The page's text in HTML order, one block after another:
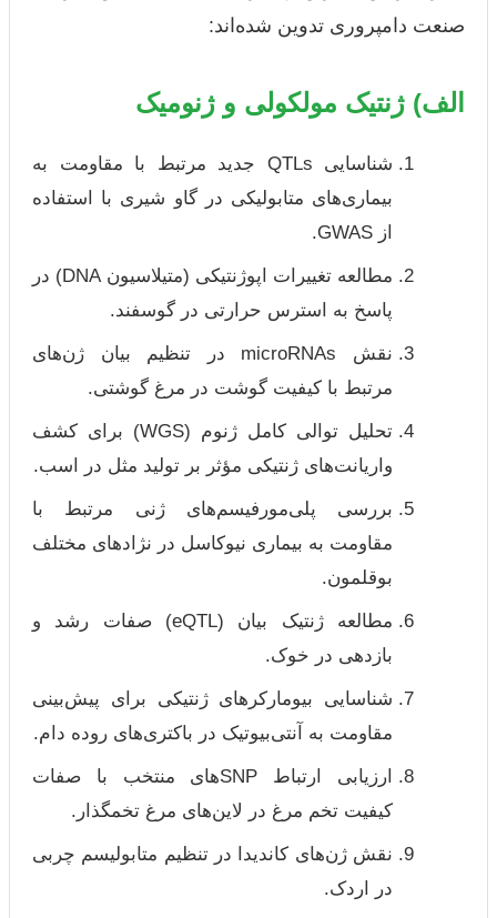
صنعت دامپروری تدوین شده‌اند:
الف) ژنتیک مولکولی و ژنومیک
شناسایی QTLs جدید مرتبط با مقاومت به
بیماری‌های متابولیکی در گاو شیری با استفاده
از GWAS.
مطالعه تغییرات اپوژنتیکی (متیلاسیون DNA) در
پاسخ به استرس حرارتی در گوسفند.
نقش microRNAs در تنظیم بیان ژن‌های
مرتبط با کیفیت گوشت در مرغ گوشتی.
تحلیل توالی کامل ژنوم (WGS) برای کشف
واریانت‌های ژنتیکی مؤثر بر تولید مثل در اسب.
بررسی پلی‌مورفیسم‌های ژنی مرتبط با
مقاومت به بیماری نیوکاسل در نژادهای مختلف
بوقلمون.
مطالعه ژنتیک بیان (eQTL) صفات رشد و
بازدهی در خوک.
شناسایی بیومارکرهای ژنتیکی برای پیش‌بینی
مقاومت به آنتی‌بیوتیک در باکتری‌های روده دام.
ارزیابی ارتباط SNP‌های منتخب با صفات
کیفیت تخم مرغ در لاین‌های مرغ تخمگذار.
نقش ژن‌های کاندیدا در تنظیم متابولیسم چربی
در اردک.